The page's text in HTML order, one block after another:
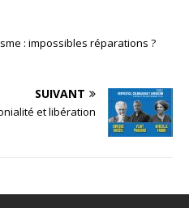
: impossibles réparations ?
SUIVANT
et libération